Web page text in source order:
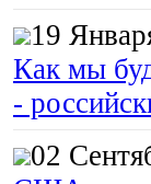
19
Как мы
-
02